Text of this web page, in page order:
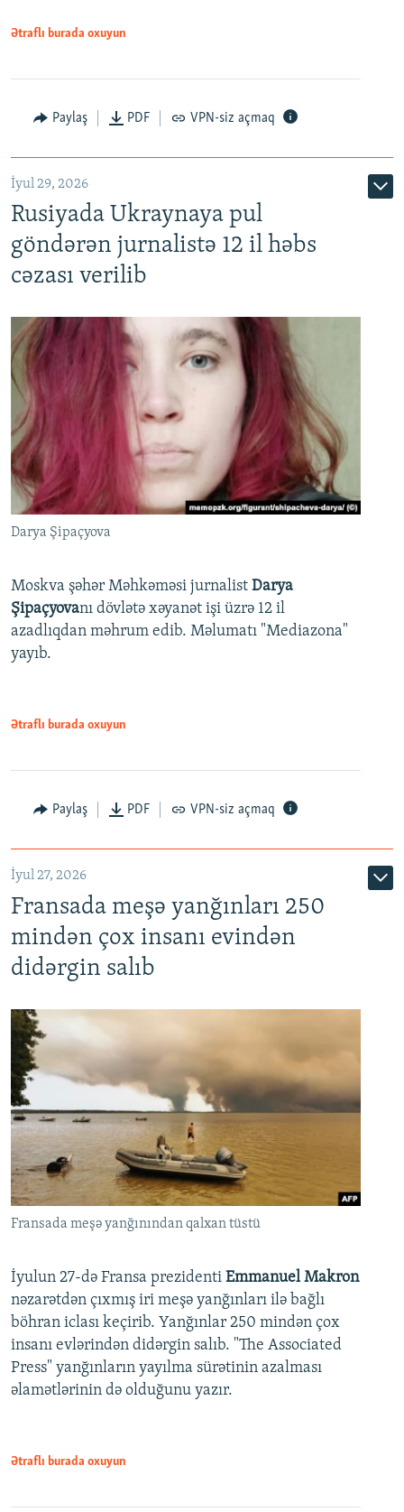
Ətraflı burada oxuyun
Paylaş PDF VPN-siz açmaq
İyul 29, 2026
Rusiyada Ukraynaya pul
göndərən jurnalistə 12 il həbs
cəzası verilib
Darya Şipaçyova
Moskva şəhər Məhkəməsi jurnalist Darya
Şipaçyovanı dövlətə xəyanət işi üzrə 12 il
azadlıqdan məhrum edib. Məlumatı "Mediazona"
yayıb.
Ətraflı burada oxuyun
Paylaş PDF VPN-siz açmaq
İyul 27, 2026
Fransada meşə yanğınları 250
mindən çox insanı evindən
didərgin salıb
Fransada meşə yanğınından qalxan tüstü
İyulun 27-də Fransa prezidenti Emmanuel Makron
nəzarətdən çıxmış iri meşə yanğınları ilə bağlı
böhran iclası keçirib. Yanğınlar 250 mindən çox
insanı evlərindən didərgin salıb. "The Associated
Press" yanğınların yayılma sürətinin azalması
əlamətlərinin də olduğunu yazır.
Ətraflı burada oxuyun